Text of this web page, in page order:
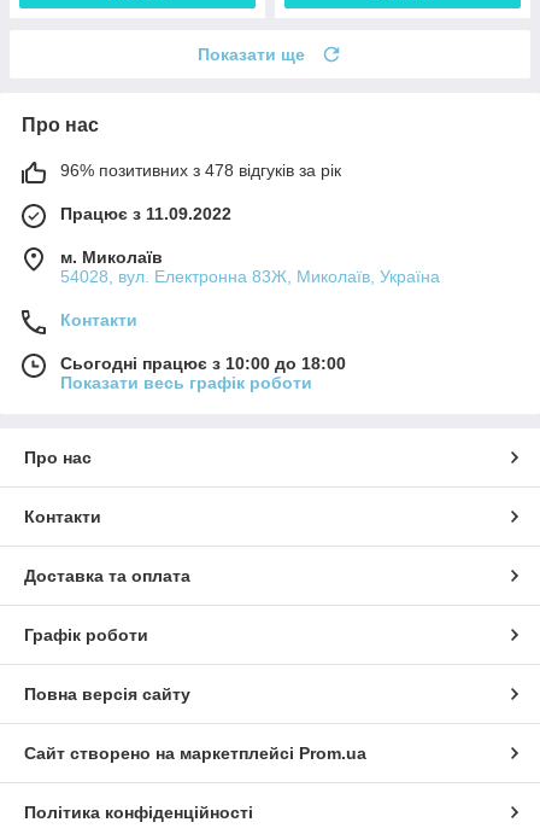
Показати ще
Про нас
96% позитивних з 478 відгуків за рік
Працює з 11.09.2022
м. Миколаїв
54028, вул. Електронна 83Ж, Миколаїв, Україна
Контакти
Сьогодні працює з 10:00 до 18:00
Показати весь графік роботи
Про нас
Контакти
Доставка та оплата
Графік роботи
Повна версія сайту
Сайт створено на маркетплейсі Prom.ua
Політика конфіденційності